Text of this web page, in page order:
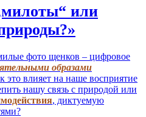
или
фото щенков – цифровое
образами
это влияет на наше восприятие
нашу связь с природой или
, диктуемую